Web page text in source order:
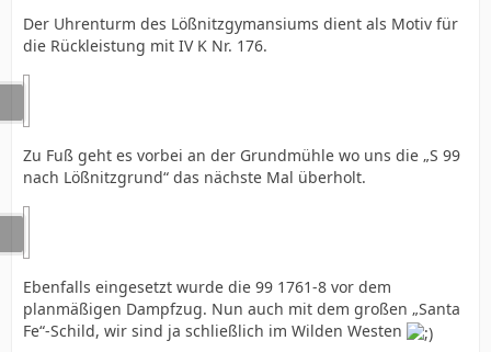
Der Uhrenturm des Lößnitzgymansiums dient als Motiv für
die Rückleistung mit IV K Nr. 176.
Zu Fuß geht es vorbei an der Grundmühle wo uns die „S 99
nach Lößnitzgrund“ das nächste Mal überholt.
Ebenfalls eingesetzt wurde die 99 1761-8 vor dem
planmäßigen Dampfzug. Nun auch mit dem großen „Santa
Fe“-Schild, wir sind ja schließlich im Wilden Westen